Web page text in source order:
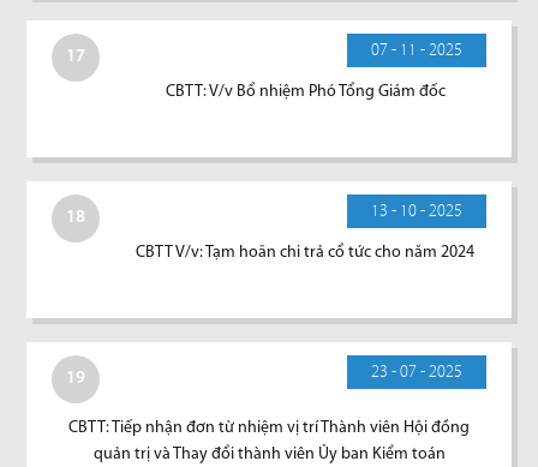
17 07 - 11 - 2025
CBTT: V/v Bổ nhiệm Phó Tổng Giám đốc
18 13 - 10 - 2025
CBTT V/v: Tạm hoãn chi trả cổ tức cho năm 2024
19 23 - 07 - 2025
CBTT: Tiếp nhận đơn từ nhiệm vị trí Thành viên Hội đồng
quản trị và Thay đổi thành viên Ủy ban Kiểm toán